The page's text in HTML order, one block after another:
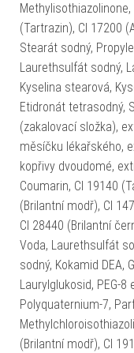
(Tartrazin), CI 17200
Stearát sodný,
Laurethsulfát sodný,
Kyselina stearová,
Etidronát tetrasodný,
(zakalovací složka),
měsíčku lékařského,
kopřivy dvoudomé,
Coumarin, CI 19140
(Brilantní modř), CI
CI 28440 (Brilantní
Voda, Laurethsulfát
sodný, Kokamid DEA,
Laurylglukosid, PEG-
Polyquaternium-7,
(Brilantní modř), CI